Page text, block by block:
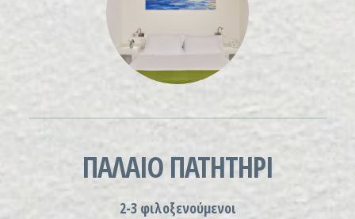
ΠΑΛΑΙΟ ΠΑΤΗΤΗΡΙ
2-3 φιλοξενούμενοι